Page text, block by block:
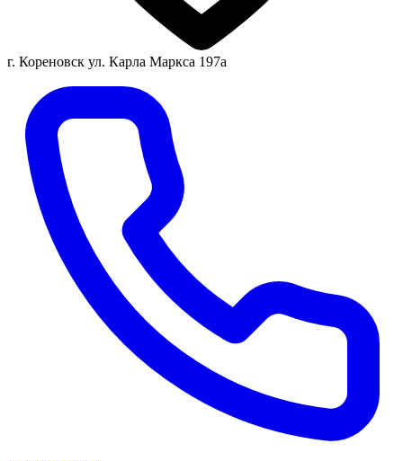
г. Кореновск ул. Карла Маркса 197а